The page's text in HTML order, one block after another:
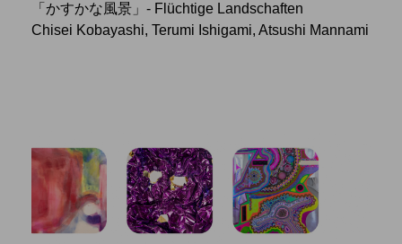
「かすかな風景」- Flüchtige Landschaften
Chisei Kobayashi, Terumi Ishigami, Atsushi Mannami